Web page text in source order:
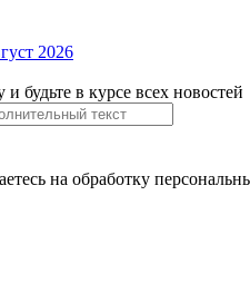
2026
будьте в курсе всех новостей
на обработку